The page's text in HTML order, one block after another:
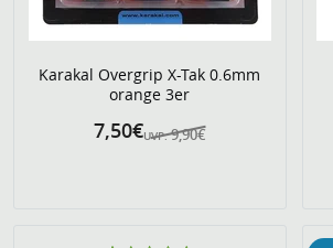
Karakal Overgrip X-Tak 0.6mm
orange 3er
UVP: 9,90€
7,50€